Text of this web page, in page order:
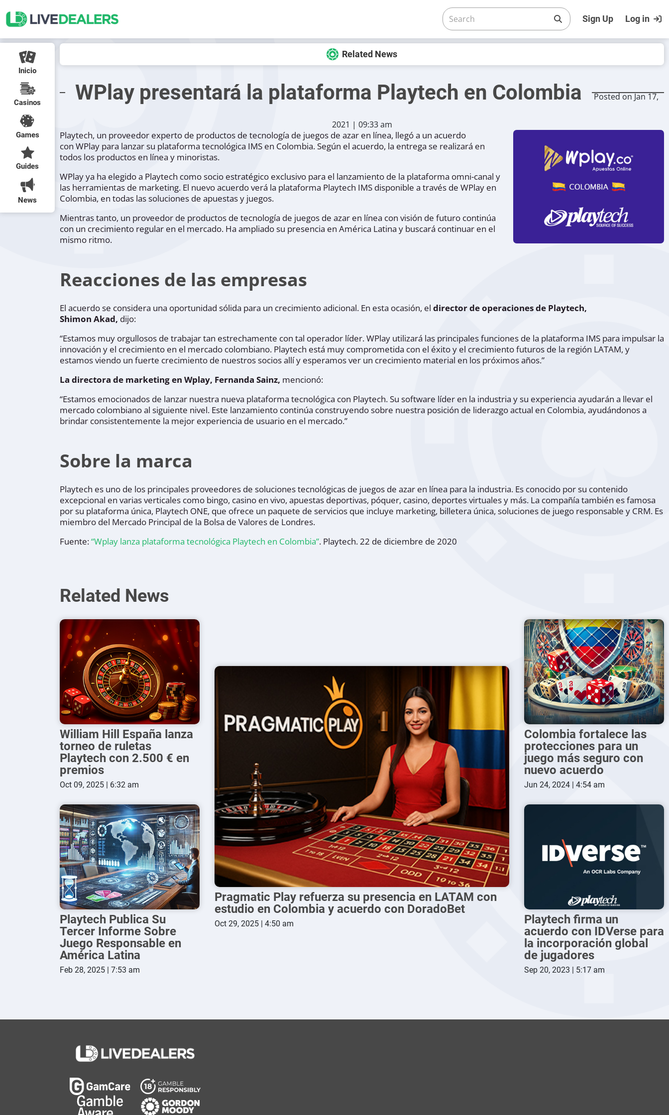
Sign Up Log in
Related News
Inicio
Casinos
Games
Guides
News
WPlay presentará la plataforma Playtech en Colombia Posted on Jan 17,
2021 | 09:33 am
Playtech, un proveedor experto de productos de tecnología de juegos de azar en línea, llegó a un acuerdo
con WPlay para lanzar su plataforma tecnológica IMS en Colombia. Según el acuerdo, la entrega se realizará en
todos los productos en línea y minoristas.
WPlay ya ha elegido a Playtech como socio estratégico exclusivo para el lanzamiento de la plataforma omni-canal y
las herramientas de marketing. El nuevo acuerdo verá la plataforma Playtech IMS disponible a través de WPlay en
Colombia, en todas las soluciones de apuestas y juegos.
Mientras tanto, un proveedor de productos de tecnología de juegos de azar en línea con visión de futuro continúa
con un crecimiento regular en el mercado. Ha ampliado su presencia en América Latina y buscará continuar en el
mismo ritmo.
Reacciones de las empresas
El acuerdo se considera una oportunidad sólida para un crecimiento adicional. En esta ocasión, el director de operaciones de Playtech,
Shimon Akad, dijo:
“Estamos muy orgullosos de trabajar tan estrechamente con tal operador líder. WPlay utilizará las principales funciones de la plataforma IMS para impulsar la
innovación y el crecimiento en el mercado colombiano. Playtech está muy comprometida con el éxito y el crecimiento futuros de la región LATAM, y
estamos viendo un fuerte crecimiento de nuestros socios allí y esperamos ver un crecimiento material en los próximos años.”
La directora de marketing en Wplay, Fernanda Sainz, mencionó:
“Estamos emocionados de lanzar nuestra nueva plataforma tecnológica con Playtech. Su software líder en la industria y su experiencia ayudarán a llevar el
mercado colombiano al siguiente nivel. Este lanzamiento continúa construyendo sobre nuestra posición de liderazgo actual en Colombia, ayudándonos a
brindar consistentemente la mejor experiencia de usuario en el mercado.”
Sobre la marca
Playtech es uno de los principales proveedores de soluciones tecnológicas de juegos de azar en línea para la industria. Es conocido por su contenido
excepcional en varias verticales como bingo, casino en vivo, apuestas deportivas, póquer, casino, deportes virtuales y más. La compañía también es famosa
por su plataforma única, Playtech ONE, que ofrece un paquete de servicios que incluye marketing, billetera única, soluciones de juego responsable y CRM. Es
miembro del Mercado Principal de la Bolsa de Valores de Londres.
Fuente:“Wplay lanza plataforma tecnológica Playtech en Colombia”. Playtech.22 de diciembre de 2020
Related News
William Hill España lanza
torneo de ruletas
Playtech con 2.500 € en
premios
Oct 09, 2025 | 6:32 am
Playtech Publica Su
Tercer Informe Sobre
Juego Responsable en
América Latina
Feb 28, 2025 | 7:53 am
Pragmatic Play refuerza su presencia en LATAM con
estudio en Colombia y acuerdo con DoradoBet
Oct 29, 2025 | 4:50 am
Colombia fortalece las
protecciones para un
juego más seguro con
nuevo acuerdo
Jun 24, 2024 | 4:54 am
Playtech firma un
acuerdo con IDVerse para
la incorporación global
de jugadores
Sep 20, 2023 | 5:17 am